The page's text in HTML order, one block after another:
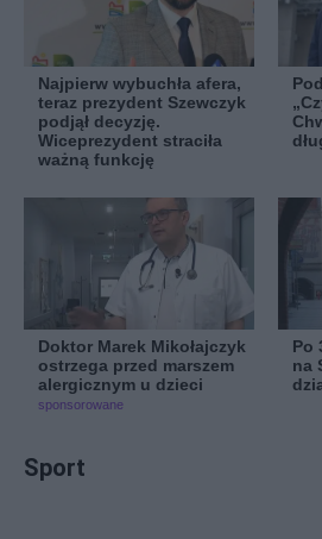
Najpierw wybuchła afera,
teraz prezydent Szewczyk
podjął decyzję.
Wiceprezydent straciła
ważną funkcję
Doktor Marek Mikołajczyk
ostrzega przed marszem
alergicznym u dzieci
sponsorowane
Po
na
Sport